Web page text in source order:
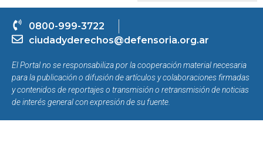
0800-999-3722
ciudadyderechos@defensoria.org.ar
El Portal no se responsabiliza por la cooperación material necesaria
para la publicación o difusión de artículos y colaboraciones firmadas
y contenidos de reportajes o transmisión o retransmisión de noticias
de interés general con expresión de su fuente.